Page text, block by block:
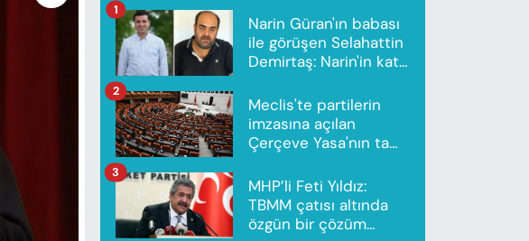
Narin Güran'ın babası
ile görüşen Selahattin
Demirtaş: Narin'in katili
1
Meclis'te partilerin
imzasına açılan
Çerçeve Yasa'nın tam
2
MHP’li Feti Yıldız:
TBMM çatısı altında
özgün bir çözüm
3